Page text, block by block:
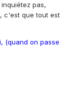
pas,
c'est que tout est
(quand on passe